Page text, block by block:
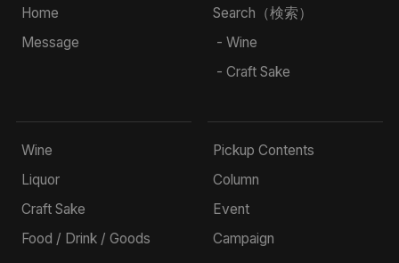
Home
Message
Search（検索）
- Wine
- Craft Sake
Wine
Liquor
Craft Sake
Food / Drink / Goods
Pickup Contents
Column
Event
Campaign